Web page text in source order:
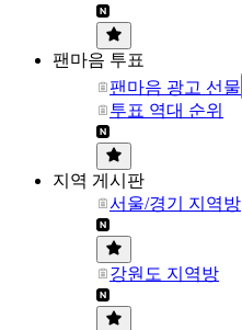
팬마음 투표
팬마음 광고 선물
투표 역대 순위
지역 게시판
서울/경기 지역방
강원도 지역방